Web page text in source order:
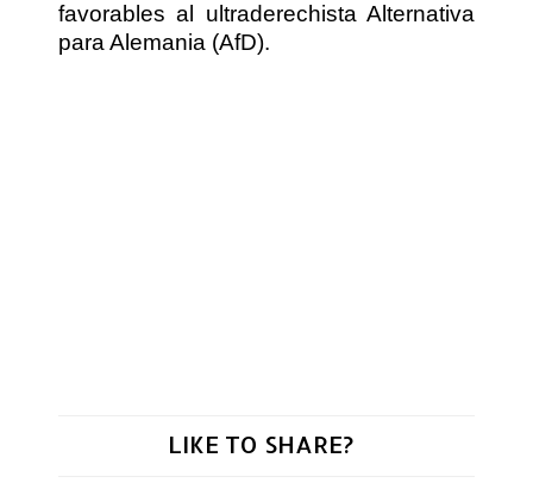
favorables al ultraderechista Alternativa
para Alemania (AfD).
LIKE TO SHARE?